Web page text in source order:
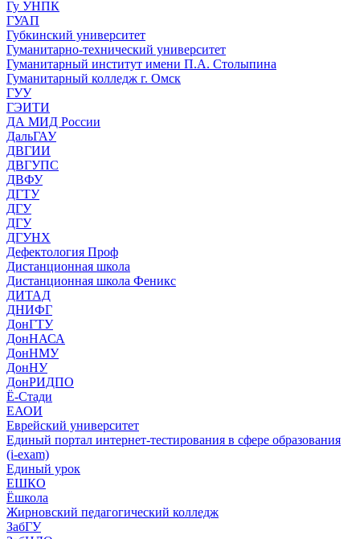
Гу УНПК
ГУАП
Губкинский университет
Гуманитарно-технический университет
Гуманитарный институт имени П.А. Столыпина
Гуманитарный колледж г. Омск
ГУУ
ГЭИТИ
ДА МИД России
ДальГАУ
ДВГИИ
ДВГУПС
ДВФУ
ДГТУ
ДГУ
ДГУ
ДГУНХ
Дефектология Проф
Дистанционная школа
Дистанционная школа Феникс
ДИТАД
ДНИФГ
ДонГТУ
ДонНАСА
ДонНМУ
ДонНУ
ДонРИДПО
Ё-Стади
ЕАОИ
Еврейский университет
Единый портал интернет-тестирования в сфере образования
(i-exam)
Единый урок
ЕШКО
Ёшкола
Жирновский педагогический колледж
ЗабГУ